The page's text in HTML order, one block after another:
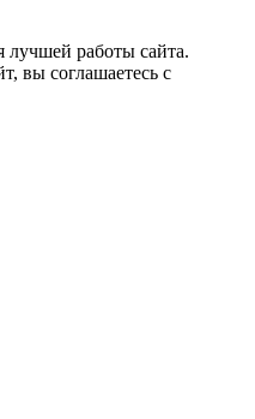
работы сайта.
вы соглашаетесь с